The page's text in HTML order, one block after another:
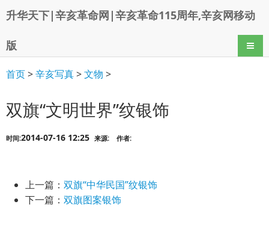
升华天下|辛亥革命网|辛亥革命115周年,辛亥网移动
版 导航
首页>辛亥写真>文物 >
双旗“文明世界”纹银饰
时间:2014-07-16 12:25 来源: 作者:
上一篇： 双旗“中华民国”纹银饰
下一篇： 双旗图案银饰